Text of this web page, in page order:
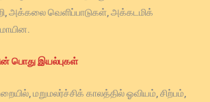
அக்கலை வெளிப்பாடுகள், அக்கடமிக்
பொது இயல்புகள்
மறுமலர்ச்சிக் காலத்தில் ஓவியம், சிற்பம்,